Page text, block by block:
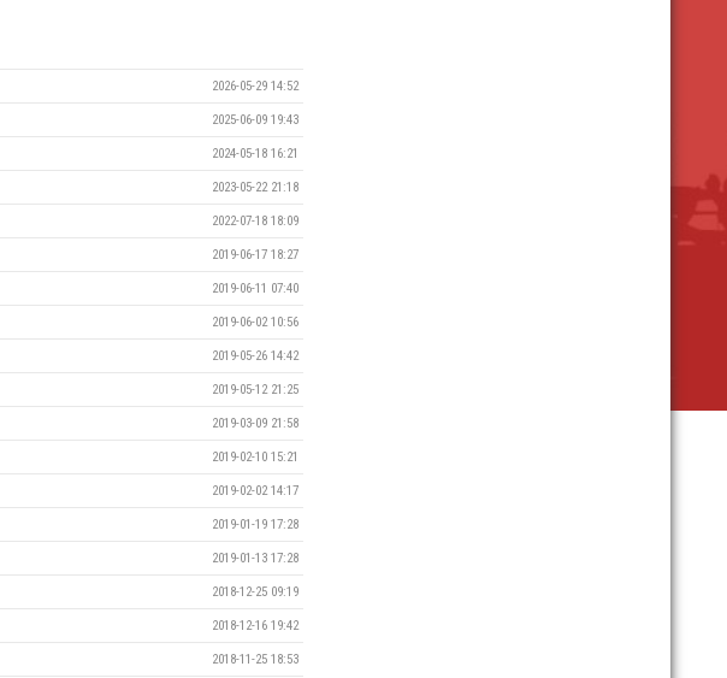
2026-05-29 14:52
2025-06-09 19:43
2024-05-18 16:21
2023-05-22 21:18
2022-07-18 18:09
2019-06-17 18:27
2019-06-11 07:40
2019-06-02 10:56
2019-05-26 14:42
2019-05-12 21:25
2019-03-09 21:58
2019-02-10 15:21
2019-02-02 14:17
2019-01-19 17:28
2019-01-13 17:28
2018-12-25 09:19
2018-12-16 19:42
2018-11-25 18:53